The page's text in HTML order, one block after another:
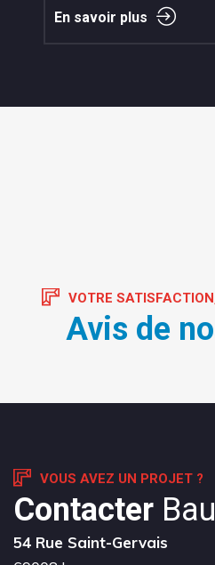
En savoir plus
VOTRE
Avis de
VOUS AVEZ UN PROJET ?
Contacter
54 Rue Saint-Gervais